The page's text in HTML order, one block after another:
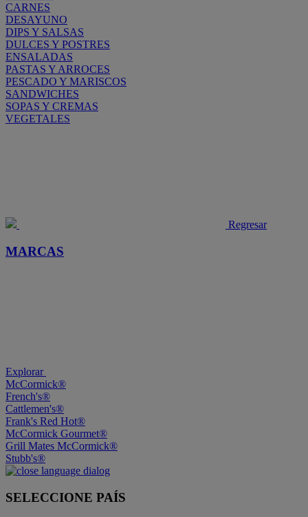
CARNES
DESAYUNO
DIPS Y SALSAS
DULCES Y POSTRES
ENSALADAS
PASTAS Y ARROCES
PESCADO Y MARISCOS
SANDWICHES
SOPAS Y CREMAS
VEGETALES
Regresar
MARCAS
Explorar
McCormick®
French's®
Cattlemen's®
Frank's Red Hot®
McCormick Gourmet®
Grill Mates McCormick®
Stubb's®
SELECCIONE PAÍS